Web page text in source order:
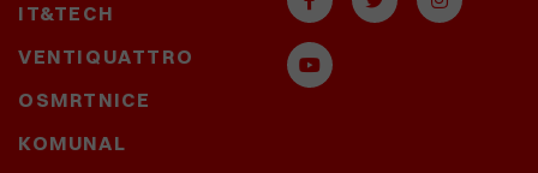
IT&TECH
VENTIQUATTRO
OSMRTNICE
KOMUNAL